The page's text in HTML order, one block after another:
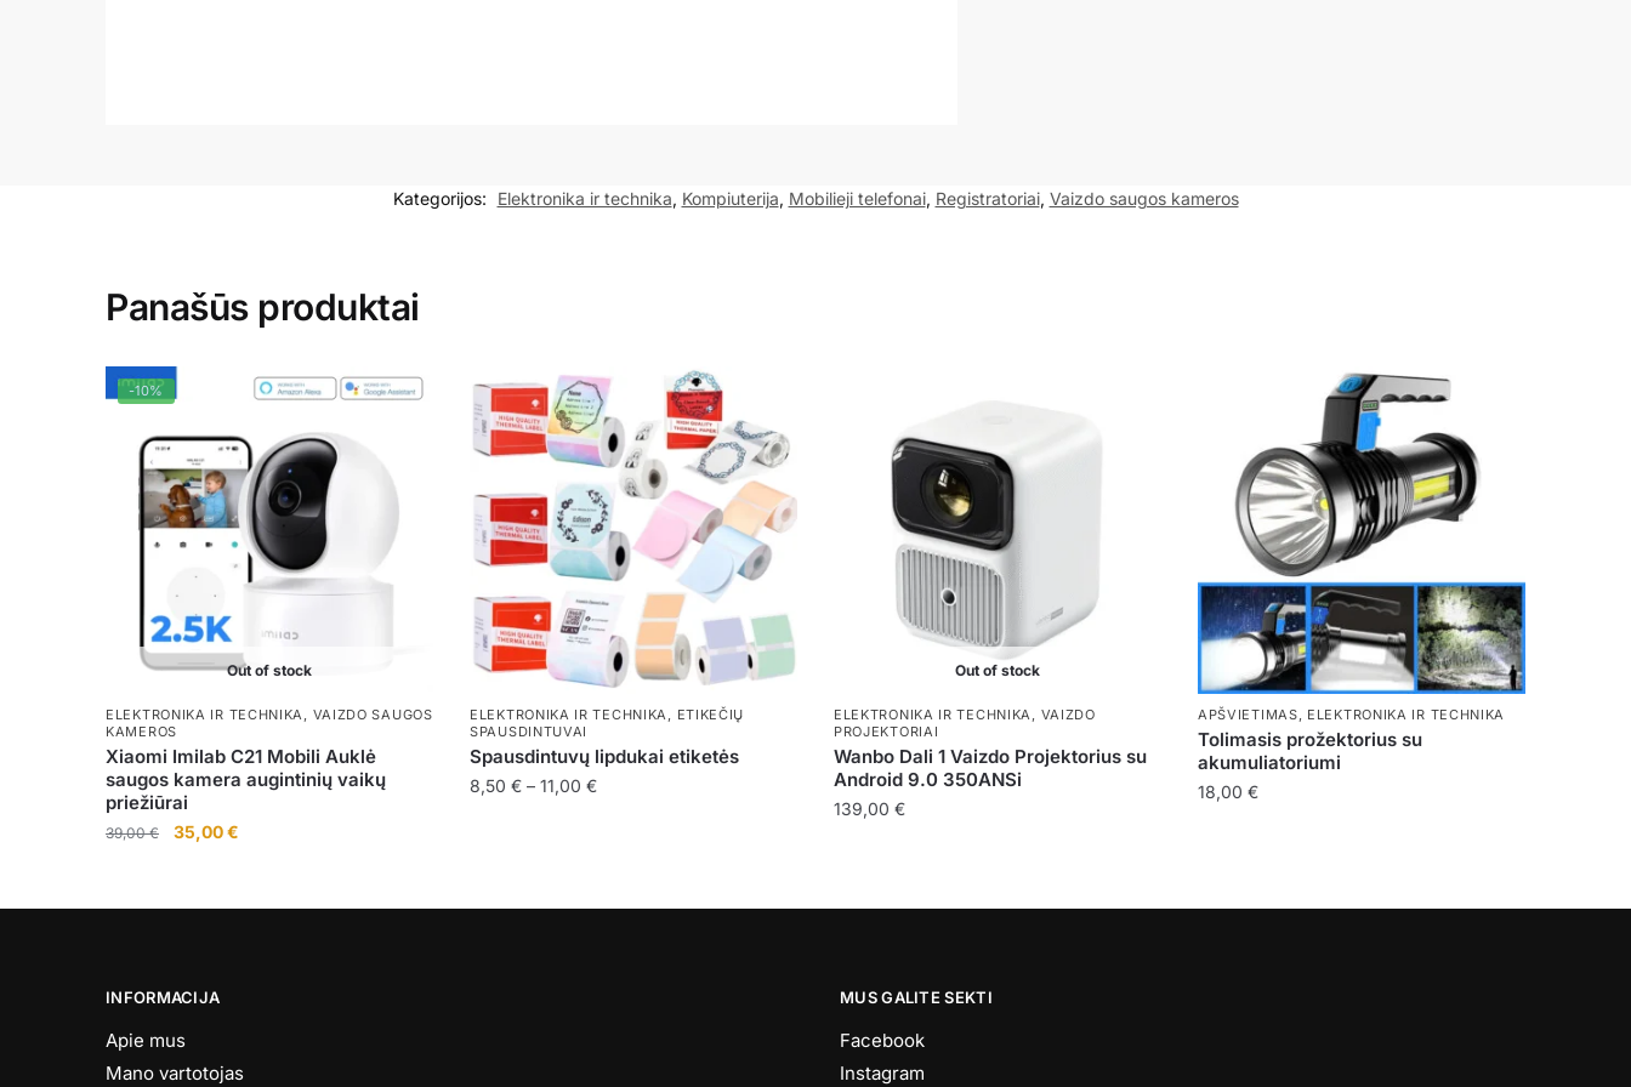
Kategorijos: Elektronika ir technika, Kompiuterija, Mobilieji telefonai, Registratoriai, Vaizdo saugos kameros
Panašūs produktai
-10%
Out of stock
ELEKTRONIKA IR TECHNIKA, VAIZDO SAUGOS
KAMEROS
Xiaomi Imilab C21 Mobili Auklė
saugos kamera augintinių vaikų
priežiūrai
39,00€
Original
39,00 €.
35,00€
35,00 €.
ELEKTRONIKA IR TECHNIKA, ETIKEČIŲ
SPAUSDINTUVAI
Spausdintuvų lipdukai etiketės
8,50 € – 11,00 €Price
Out of stock
ELEKTRONIKA IR TECHNIKA, VAIZDO
PROJEKTORIAI
Wanbo Dali 1 Vaizdo Projektorius su
Android 9.0 350ANSi
139,00 €
APŠVIETIMAS, ELEKTRONIKA IR TECHNIKA
Tolimasis prožektorius su
akumuliatoriumi
18,00 €
INFORMACIJA
Apie mus
Mano vartotojas
MUS GALITE SEKTI
Facebook
Instagram